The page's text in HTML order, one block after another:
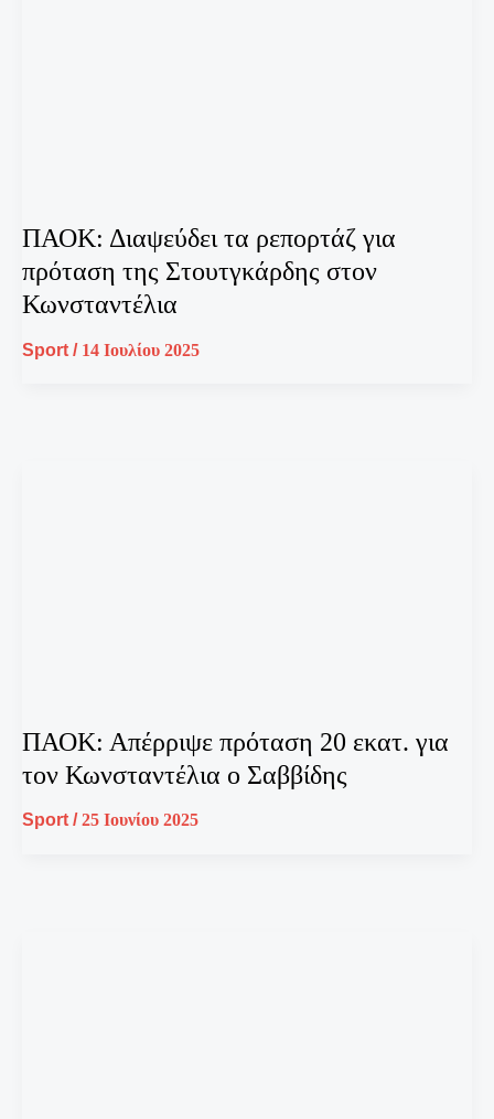
ΠΑΟΚ: Διαψεύδει τα ρεπορτάζ για
πρόταση της Στουτγκάρδης στον
Κωνσταντέλια
Sport / 14 Ιουλίου 2025
ΠΑΟΚ: Απέρριψε πρόταση 20 εκατ. για
τον Κωνσταντέλια ο Σαββίδης
Sport /25 Ιουνίου 2025